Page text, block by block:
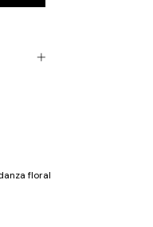
floral